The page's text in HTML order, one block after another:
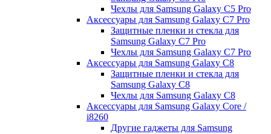
Чехлы для Samsung Galaxy C5 Pro
Аксессуары для Samsung Galaxy C7 Pro
Защитные пленки и стекла для
Samsung Galaxy C7 Pro
Чехлы для Samsung Galaxy C7 Pro
Аксессуары для Samsung Galaxy C8
Защитные пленки и стекла для
Samsung Galaxy C8
Чехлы для Samsung Galaxy C8
Аксессуары для Samsung Galaxy Core /
i8260
Другие гаджеты для Samsung